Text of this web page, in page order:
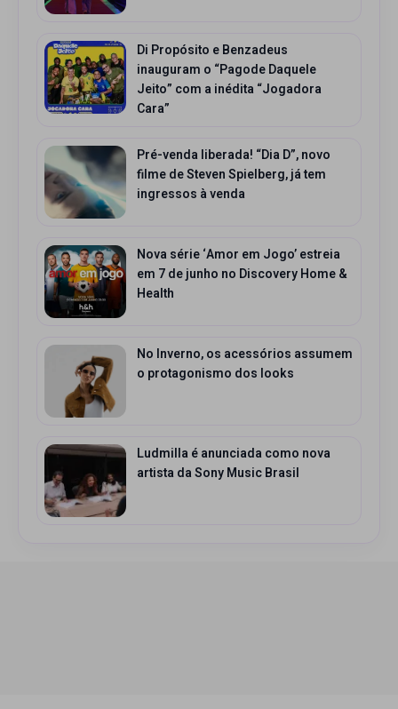
Di Propósito e Benzadeus
inauguram o “Pagode Daquele
Jeito” com a inédita “Jogadora
Cara”
Pré-venda liberada! “Dia D”, novo
filme de Steven Spielberg, já tem
ingressos à venda
Nova série ‘Amor em Jogo’ estreia
em 7 de junho no Discovery Home &
Health
No Inverno, os acessórios assumem
o protagonismo dos looks
Ludmilla é anunciada como nova
artista da Sony Music Brasil